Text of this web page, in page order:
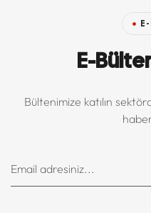
E-
Bültenimize katılın